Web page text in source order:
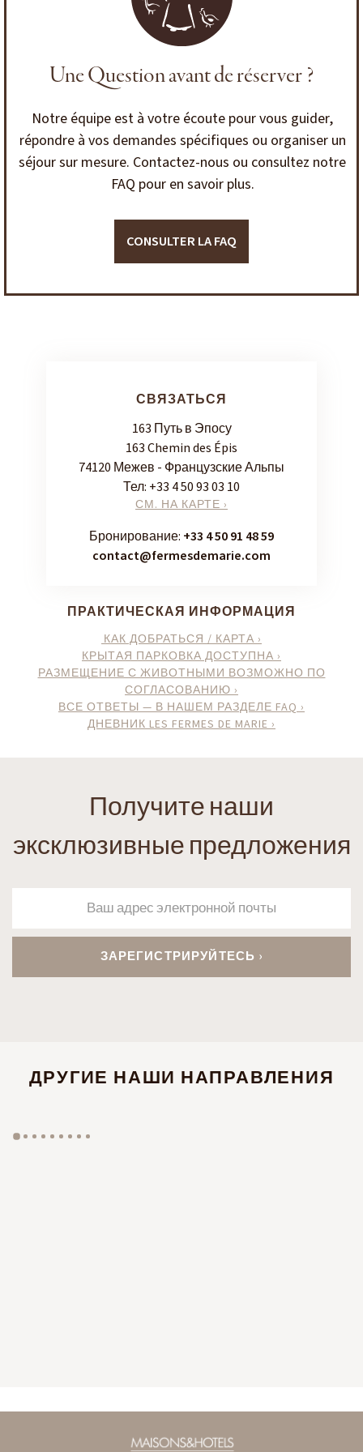
Une Question avant de réserver ?
Notre équipe est à votre écoute pour vous guider,
répondre à vos demandes spécifiques ou organiser un
séjour sur mesure. Contactez-nous ou consultez notre
FAQ pour en savoir plus.
CONSULTER LA FAQ
Получите наши
эксклюзивные предложения
СВЯЗАТЬСЯ
163 Путь в Эпосу
163 Chemin des Épis
74120 Межев - Французские Альпы
Тел: +33 4 50 93 03 10
СМ. НА КАРТЕ ›
Бронирование: +33 4 50 91 48 59
contact@fermesdemarie.com
ПРАКТИЧЕСКАЯ ИНФОРМАЦИЯ
КАК ДОБРАТЬСЯ / КАРТА ›
КРЫТАЯ ПАРКОВКА ДОСТУПНА ›
РАЗМЕЩЕНИЕ С ЖИВОТНЫМИ ВОЗМОЖНО ПО
СОГЛАСОВАНИЮ ›
ВСЕ ОТВЕТЫ — В НАШЕМ РАЗДЕЛЕ FAQ ›
ДНЕВНИК LES FERMES DE MARIE ›
ДРУГИЕ НАШИ НАПРАВЛЕНИЯ